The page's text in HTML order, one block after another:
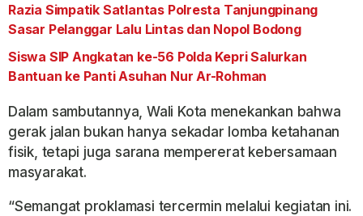
Razia Simpatik Satlantas Polresta Tanjungpinang
Sasar Pelanggar Lalu Lintas dan Nopol Bodong
Siswa SIP Angkatan ke-56 Polda Kepri Salurkan
Bantuan ke Panti Asuhan Nur Ar-Rohman
Dalam sambutannya, Wali Kota menekankan bahwa
gerak jalan bukan hanya sekadar lomba ketahanan
fisik, tetapi juga sarana mempererat kebersamaan
masyarakat.
“Semangat proklamasi tercermin melalui kegiatan ini.